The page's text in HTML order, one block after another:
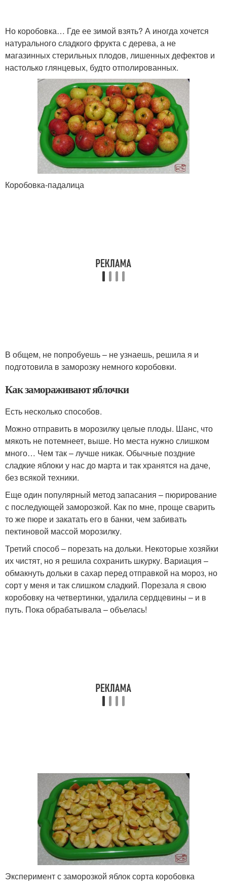
Но коробовка… Где ее зимой взять? А иногда хочется
натурального сладкого фрукта с дерева, а не
магазинных стерильных плодов, лишенных дефектов и
настолько глянцевых, будто отполированных.
Коробовка-падалица
В общем, не попробуешь – не узнаешь, решила я и
подготовила в заморозку немного коробовки.
Как замораживают яблочки
Есть несколько способов.
Можно отправить в морозилку целые плоды. Шанс, что
мякоть не потемнеет, выше. Но места нужно слишком
много… Чем так – лучше никак. Обычные поздние
сладкие яблоки у нас до марта и так хранятся на даче,
без всякой техники.
Еще один популярный метод запасания – пюрирование
с последующей заморозкой. Как по мне, проще сварить
то же пюре и закатать его в банки, чем забивать
пектиновой массой морозилку.
Третий способ – порезать на дольки. Некоторые хозяйки
их чистят, но я решила сохранить шкурку. Вариация –
обмакнуть дольки в сахар перед отправкой на мороз, но
сорт у меня и так слишком сладкий. Порезала я свою
коробовку на четвертинки, удалила сердцевины – и в
путь. Пока обрабатывала – объелась!
Эксперимент с заморозкой яблок сорта коробовка